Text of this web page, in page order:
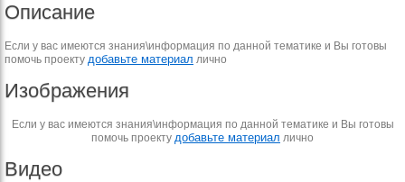
Описание
Если у вас имеются знания\информация по данной тематике и Вы готовы
помочь проекту добавьте материал лично
Изображения
Если у вас имеются знания\информация по данной тематике и Вы готовы
помочь проекту добавьте материал лично
Видео